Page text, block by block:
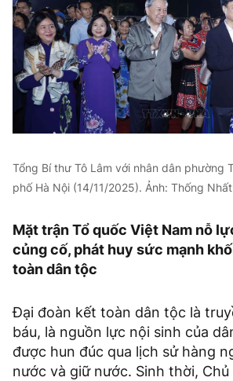
Tổng Bí thư Tô Lâm với nhân dân phường
phố Hà Nội (14/11/2025). Ảnh: Thống
Mặt trận Tổ quốc Việt Nam nỗ
củng cố, phát huy sức mạnh
toàn dân tộc
Đại đoàn kết toàn dân tộc là
báu, là nguồn lực nội sinh của
được hun đúc qua lịch sử hàng
nước và giữ nước. Sinh thời,